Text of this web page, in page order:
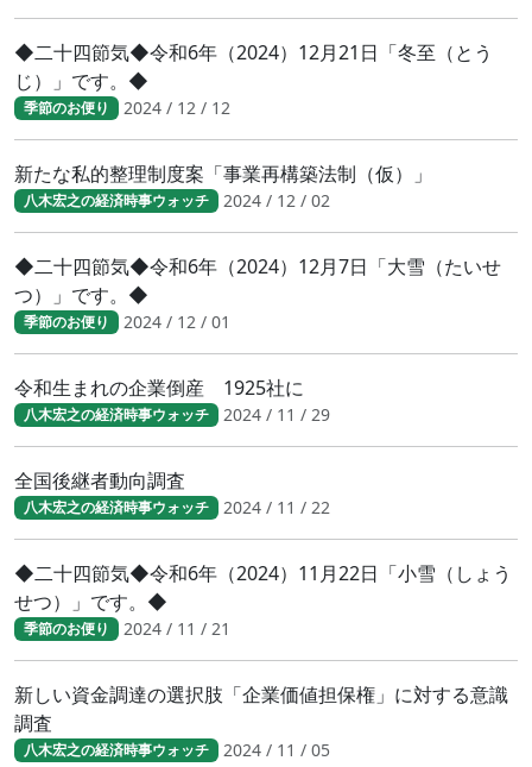
◆二十四節気◆令和6年（2024）12月21日「冬至（とう
じ）」です。◆
季節のお便り 2024 / 12 / 12
新たな私的整理制度案「事業再構築法制（仮）」
八木宏之の経済時事ウォッチ 2024 / 12 / 02
◆二十四節気◆令和6年（2024）12月7日「大雪（たいせ
つ）」です。◆
季節のお便り 2024 / 12 / 01
令和生まれの企業倒産 1925社に
八木宏之の経済時事ウォッチ 2024 / 11 / 29
全国後継者動向調査
八木宏之の経済時事ウォッチ 2024 / 11 / 22
◆二十四節気◆令和6年（2024）11月22日「小雪（しょう
せつ）」です。◆
季節のお便り 2024 / 11 / 21
新しい資金調達の選択肢「企業価値担保権」に対する意識
調査
八木宏之の経済時事ウォッチ 2024 / 11 / 05